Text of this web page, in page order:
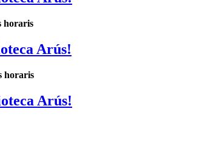
horaris
Arús!
horaris
Arús!